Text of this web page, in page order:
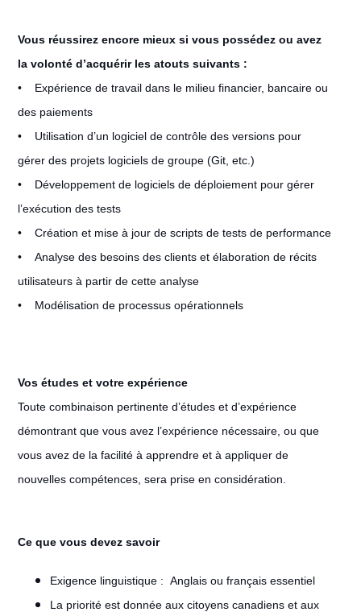
Vous réussirez encore mieux si vous possédez ou avez
la volonté d’acquérir les atouts suivants :
• Expérience de travail dans le milieu financier, bancaire ou
des paiements
• Utilisation d’un logiciel de contrôle des versions pour
gérer des projets logiciels de groupe (Git, etc.)
• Développement de logiciels de déploiement pour gérer
l’exécution des tests
• Création et mise à jour de scripts de tests de performance
• Analyse des besoins des clients et élaboration de récits
utilisateurs à partir de cette analyse
• Modélisation de processus opérationnels
Vos études et votre expérience
Toute combinaison pertinente d’études et d’expérience
démontrant que vous avez l’expérience nécessaire, ou que
vous avez de la facilité à apprendre et à appliquer de
nouvelles compétences, sera prise en considération.
Ce que vous devez savoir
Exigence linguistique : Anglais ou français essentiel
La priorité est donnée aux citoyens canadiens et aux